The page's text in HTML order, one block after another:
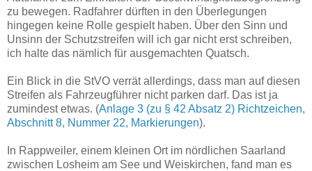
zu bewegen. Radfahrer dürften in den Überlegungen
hingegen keine Rolle gespielt haben. Über den Sinn und
Unsinn der Schutzstreifen will ich gar nicht erst schreiben,
ich halte das nämlich für ausgemachten Quatsch.
Ein Blick in die StVO verrät allerdings, dass man auf diesen
Streifen als Fahrzeugführer nicht parken darf. Das ist ja
zumindest etwas. (Anlage 3 (zu § 42 Absatz 2) Richtzeichen,
Abschnitt 8, Nummer 22, Markierungen).
In Rappweiler, einem kleinen Ort im nördlichen Saarland
zwischen Losheim am See und Weiskirchen, fand man es